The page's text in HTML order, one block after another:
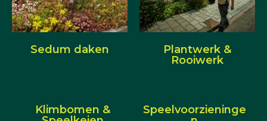
Sedum daken
Plantwerk &
Rooiwerk
Klimbomen &
Speelvoorzieninge